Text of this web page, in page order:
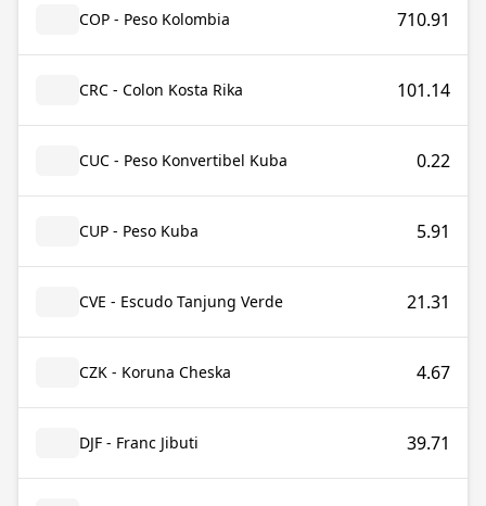
COP - Peso Kolombia 710.91
CRC - Colon Kosta Rika 101.14
CUC - Peso Konvertibel Kuba 0.22
CUP - Peso Kuba 5.91
CVE - Escudo Tanjung Verde 21.31
CZK - Koruna Cheska 4.67
DJF - Franc Jibuti 39.71